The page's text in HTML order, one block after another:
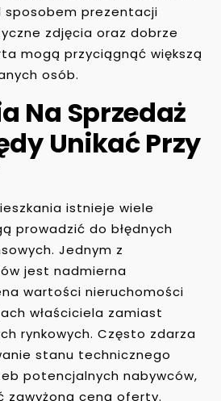
sposobem prezentacji
zdjęcia oraz dobrze
mogą przyciągnąć większą
osób.
Na Sprzedaż
Unikać Przy
istnieje wiele
prowadzić do błędnych
Jednym z
jest nadmierna
wartości nieruchomości
właściciela zamiast
rynkowych. Często zdarza
stanu technicznego
potencjalnych nabywców,
zawyżoną ceną oferty.